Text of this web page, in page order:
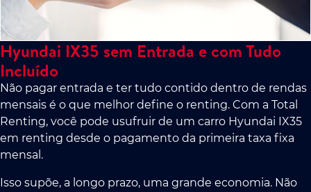
Hyundai IX35 sem Entrada e com Tudo
Incluído
Não pagar entrada e ter tudo contido dentro de rendas
mensais é o que melhor define o renting. Com a Total
Renting, você pode usufruir de um carro Hyundai IX35
em renting desde o pagamento da primeira taxa fixa
mensal.
Isso supõe, a longo prazo, uma grande economia. Não